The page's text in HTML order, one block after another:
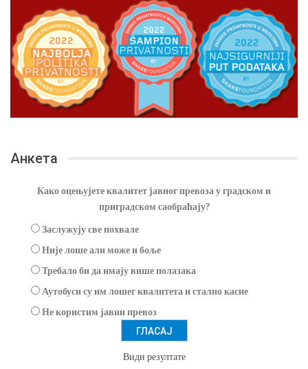
Анкета
Како оцењујете квалитет јавног превоза у градском и
приградском саобраћају?
Заслужују све похвале
Није лоше али може и боље
Требало би да имају више полазака
Аутобуси су им лошег квалитета и стално касне
Не користим јавни превоз
Види резултате